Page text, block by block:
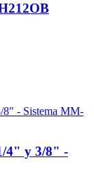
4" y 3/8" -